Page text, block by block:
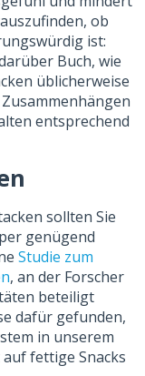
ob
ist:
Buch, wie
üblicherweise
entsprechend
sollten Sie
genügend
Studie zum
, an der Forscher
beteiligt
dafür gefunden,
in unserem
fettige Snacks